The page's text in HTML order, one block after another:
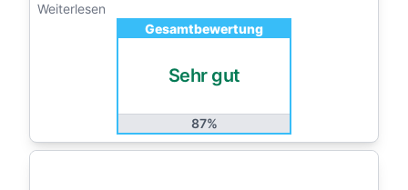
Weiterlesen
Gesamtbewertung
Sehr gut
87%